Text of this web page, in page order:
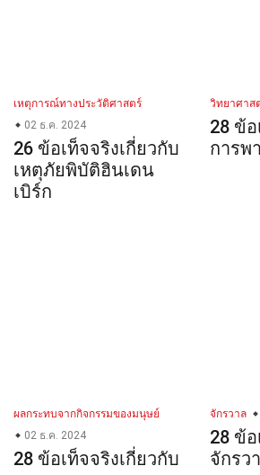
เหตุการณ์ทางประวัติศาสตร์
02 ธ.ค. 2024
26 ข้อเท็จจริงเกี่ยวกับ
เหตุภัยพิบัติฮินเดน
เบิร์ก
วิทยาศาส
28 ข้อ
การพ
ผลกระทบจากกิจกรรมของมนุษย์
02 ธ.ค. 2024
28 ข้อเท็จจริงเกี่ยวกับ
จักรวาล
28 ข้อ
จักรว